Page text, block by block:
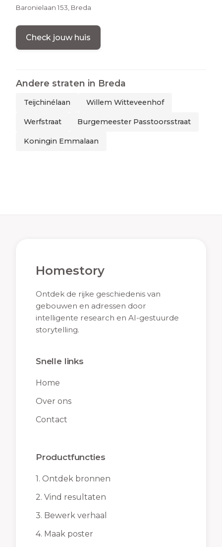
Baronielaan 153, Breda
Check jouw huis
Andere straten in Breda
Teijchinélaan Willem Witteveenhof
Werfstraat Burgemeester Passtoorsstraat
Koningin Emmalaan
Homestory
Ontdek de rijke geschiedenis van
gebouwen en adressen door
intelligente research en AI-gestuurde
storytelling.
Snelle links
Home
Over ons
Contact
Productfuncties
1. Ontdek bronnen
2. Vind resultaten
3. Bewerk verhaal
4. Maak poster